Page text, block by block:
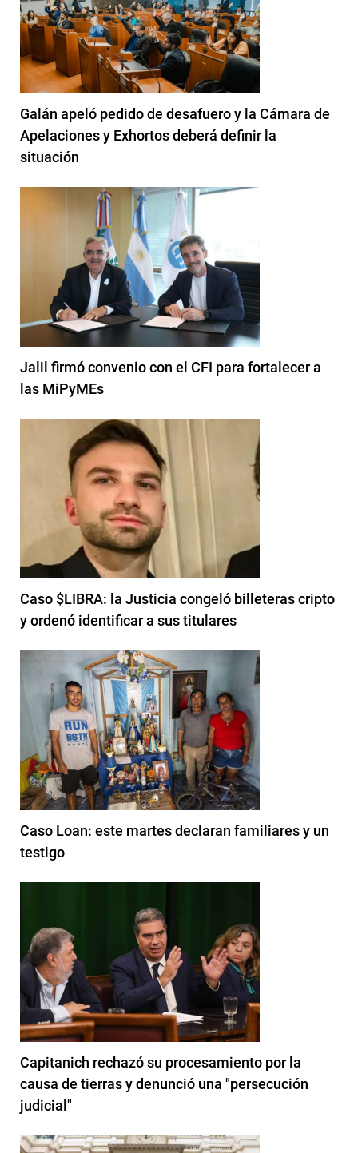
Galán apeló pedido de desafuero y la Cámara de
Apelaciones y Exhortos deberá definir la
situación
Jalil firmó convenio con el CFI para fortalecer a
las MiPyMEs
Caso $LIBRA: la Justicia congeló billeteras cripto
y ordenó identificar a sus titulares
Caso Loan: este martes declaran familiares y un
testigo
Capitanich rechazó su procesamiento por la
causa de tierras y denunció una "persecución
judicial"